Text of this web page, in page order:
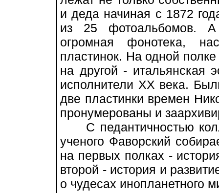
и деда начиная с 1872
из 25 фотоальбомов.
огромная фонотека,
пластинок. На одной
на другой - итальянская
исполнители ХХ века.
две пластинки времен
пронумерованы и
С педантичностью
ученого Фаворский
на первых полках -
второй - история и
о чудесах инопланетного